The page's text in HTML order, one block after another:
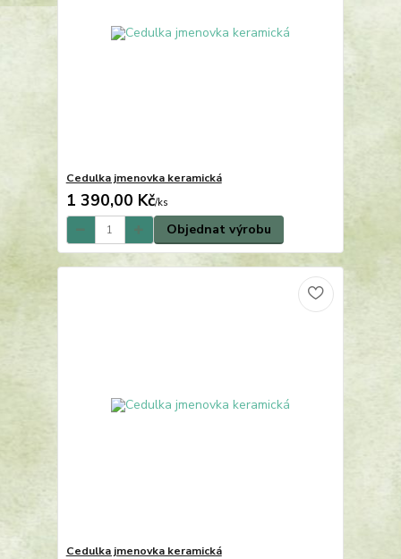
Cedulka jmenovka keramická
1 390,00 Kč/ks
Objednat výrobu
Cedulka jmenovka keramická